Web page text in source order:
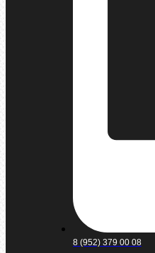
8 (952) 379 00 08